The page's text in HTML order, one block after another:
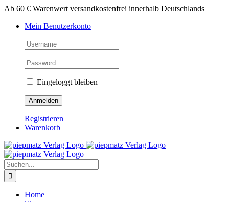
Zum
springen
Ab 60 € Warenwert versandkostenfrei innerhalb Deutschlands
Mein Benutzerkonto
Eingeloggt bleiben
Registrieren
Warenkorb
Suche
nach:
Home